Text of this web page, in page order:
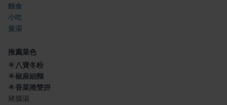
麵食
小吃
羹湯
推薦菜色
🌟八寶冬粉
🌟椒麻細麵
🌟香菜捲雙拼
豬腦湯